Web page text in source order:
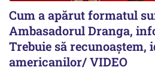
Cum a apărut formatul
Ambasadorul Dranga,
Trebuie să recunoaștem,
americanilor/ VIDEO